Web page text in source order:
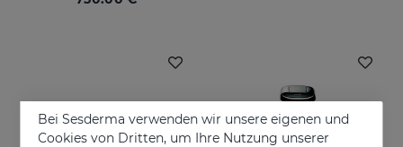
Bei Sesderma verwenden wir unsere eigenen und
Cookies von Dritten, um Ihre Nutzung unserer